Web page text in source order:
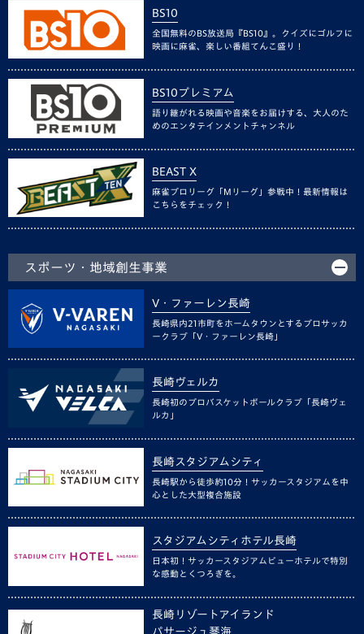
BS10
全国無料のBS放送局『BS10』。クイズにゴルフに
映画に麻雀、楽しい番組てんこ盛り！
BS10プレミアム
語り継がれる映画や音楽をお届けする、大人のた
めのエンタテインメントチャンネル
BEAST X
麻雀プロリーグ「Mリーグ」参戦中！最新情報は
こちらをチェック！
スポーツ・地域創生事業
V・ファーレン長崎
長崎県内21市町をホームタウンとするプロサッカ
ークラブ「V・ファーレン長崎」
長崎ヴェルカ
長崎初のプロバスケットボールクラブ「長崎ヴェ
ルカ」
長崎スタジアムシティ
長崎駅から徒歩約10分！サッカースタジアムを中
心とした大型複合施設
スタジアムシティホテル長崎
日本初！サッカースタジアムビューホテルで特別
な感動とくつろぎを。
長崎リゾートアイランド
パサージュ琴海